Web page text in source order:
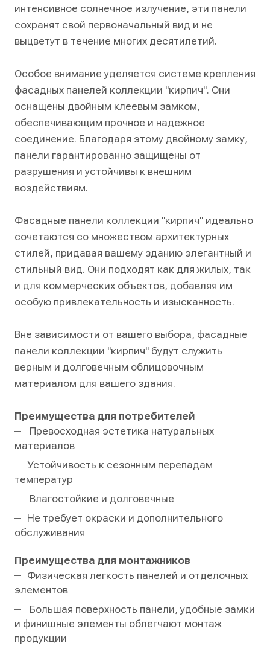
интенсивное солнечное излучение, эти панели
сохранят свой первоначальный вид и не
выцветут в течение многих десятилетий.
Особое внимание уделяется системе крепления
фасадных панелей коллекции "кирпич". Они
оснащены двойным клеевым замком,
обеспечивающим прочное и надежное
соединение. Благодаря этому двойному замку,
панели гарантированно защищены от
разрушения и устойчивы к внешним
воздействиям.
Фасадные панели коллекции "кирпич" идеально
сочетаются со множеством архитектурных
стилей, придавая вашему зданию элегантный и
стильный вид. Они подходят как для жилых, так
и для коммерческих объектов, добавляя им
особую привлекательность и изысканность.
Вне зависимости от вашего выбора, фасадные
панели коллекции "кирпич" будут служить
верным и долговечным облицовочным
материалом для вашего здания.
Преимущества для потребителей
Превосходная эстетика натуральных
материалов
Устойчивость к сезонным перепадам
температур
Влагостойкие и долговечные
Не требует окраски и дополнительного
обслуживания
Преимущества для монтажников
Физическая легкость панелей и отделочных
элементов
Большая поверхность панели, удобные замки
и финишные элементы облегчают монтаж
продукции